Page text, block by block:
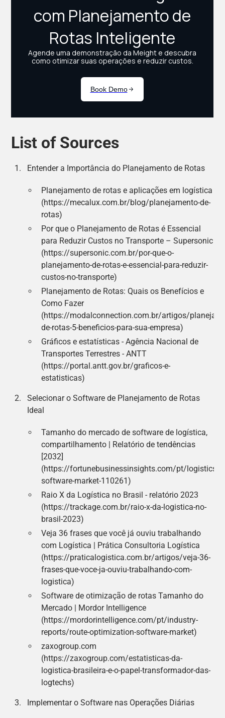
List of Sources
Entender a Importância do Planejamento de Rotas
Planejamento de rotas e aplicações em logística
(https://mecalux.com.br/blog/planejamento-de-
rotas)
Por que o Planejamento de Rotas é Essencial
para Reduzir Custos no Transporte – Supersonic
(https://supersonic.com.br/por-que-o-
planejamento-de-rotas-e-essencial-para-reduzir-
custos-no-transporte)
Planejamento de Rotas: Quais os Benefícios e
Como Fazer
(https://modalconnection.com.br/artigos/
de-rotas-5-beneficios-para-sua-empresa)
Gráficos e estatísticas - Agência Nacional de
Transportes Terrestres - ANTT
(https://portal.antt.gov.br/graficos-e-
estatisticas)
Selecionar o Software de Planejamento de Rotas
Ideal
Tamanho do mercado de software de logística,
compartilhamento | Relatório de tendências
[2032]
(https://fortunebusinessinsights.com/pt/logistics-
software-market-110261)
Raio X da Logística no Brasil - relatório 2023
(https://trackage.com.br/raio-x-da-logistica-no-
brasil-2023)
Veja 36 frases que você já ouviu trabalhando
com Logística | Prática Consultoria Logística
(https://praticalogistica.com.br/artigos/veja-36-
frases-que-voce-ja-ouviu-trabalhando-com-
logistica)
Software de otimização de rotas Tamanho do
Mercado | Mordor Intelligence
(https://mordorintelligence.com/pt/industry-
reports/route-optimization-software-market)
zaxogroup.com
(https://zaxogroup.com/estatisticas-da-
logistica-brasileira-e-o-papel-transformador-das-
logtechs)
Implementar o Software nas Operações Diárias